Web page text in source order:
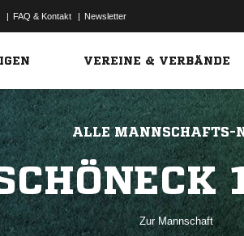
| FAQ & Kontakt | Newsletter
VEREINE & VERBÄNDE
ALLE MANNSCHAFTS-
Zur Mannschaft